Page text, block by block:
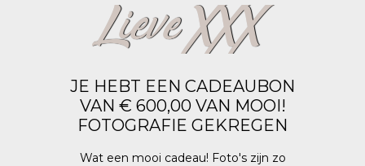
Lieve XXX
JE HEBT EEN CADEAUBON
VAN € 600,00 VAN MOOI!
FOTOGRAFIE GEKREGEN
Wat een mooi cadeau! Foto's zijn zo